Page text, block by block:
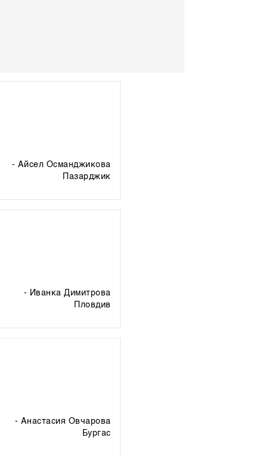
- Айсел Османджикова
пазарджик
- Иванка Димитрова
пловдив
- Анастасия Овчарова
бургас